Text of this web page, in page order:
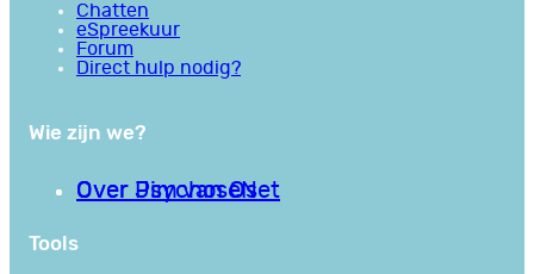
Chatten
eSpreekuur
Forum
Direct hulp nodig?
Wie zijn we?
Over PsychoseNet
Over Jim van Os
Tools